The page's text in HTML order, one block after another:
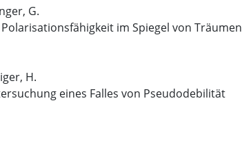
G.
im Spiegel von Träumen
H.
eines Falles von Pseudodebilität